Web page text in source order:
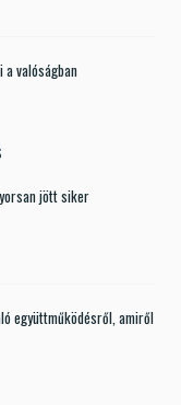
valóságban
jött siker
együttműködésről, amiről